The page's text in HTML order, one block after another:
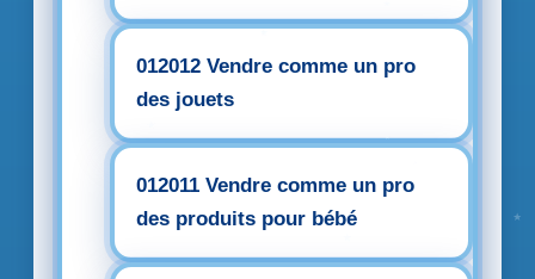
012012 Vendre comme un pro
des jouets
012011 Vendre comme un pro
des produits pour bébé